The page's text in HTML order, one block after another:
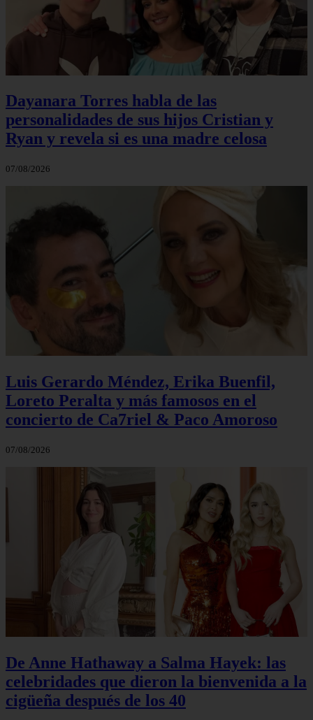
Dayanara Torres habla de las
personalidades de sus hijos Cristian y
Ryan y revela si es una madre celosa
07/08/2026
Luis Gerardo Méndez, Erika Buenfil,
Loreto Peralta y más famosos en el
concierto de Ca7riel & Paco Amoroso
07/08/2026
De Anne Hathaway a Salma Hayek: las
celebridades que dieron la bienvenida a la
cigüeña después de los 40